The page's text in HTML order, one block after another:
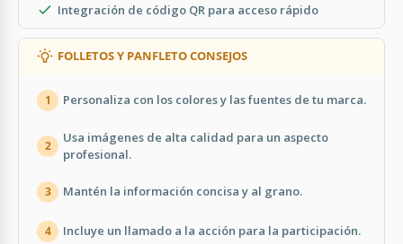
Integración de código QR para acceso rápido
FOLLETOS Y PANFLETO CONSEJOS
1 Personaliza con los colores y las fuentes de tu marca.
2
Usa imágenes de alta calidad para un aspecto
profesional.
3 Mantén la información concisa y al grano.
4 Incluye un llamado a la acción para la participación.